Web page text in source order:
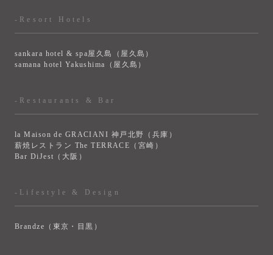
-Resort Hotels
sankara hotel & spa屋久島（屋久島）
samana hotel Yakushima（屋久島）
-Restaurants & Bar
la Maison de GRACIANI 神戸北野（兵庫）
薪焼レストラン The TERRACE（宮崎）
Bar DiJest（大阪）
-Lifestyle & Design
Brandze（東京・目黒）